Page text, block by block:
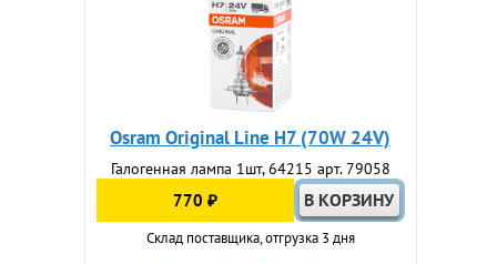
Osram Original Line H7 (70W 24V)
Галогенная лампа 1шт, 64215 арт. 79058
770 ₽
Склад поставщика, отгрузка 3 дня